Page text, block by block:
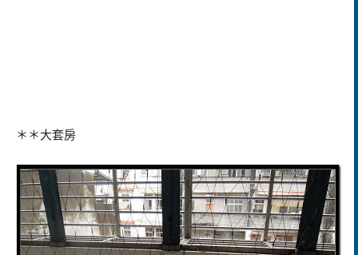
＊＊大套房